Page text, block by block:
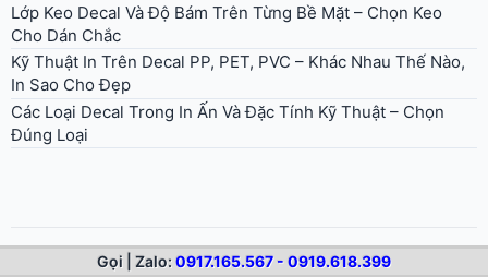
Gọi | Zalo:0917.165.567 - 0919.618.399
Lớp Keo Decal Và Độ Bám Trên Từng Bề Mặt – Chọn Keo
Cho Dán Chắc
Kỹ Thuật In Trên Decal PP, PET, PVC – Khác Nhau Thế Nào,
In Sao Cho Đẹp
Các Loại Decal Trong In Ấn Và Đặc Tính Kỹ Thuật – Chọn
Đúng Loại
© 2026 in lấy liền. All rights reserved.